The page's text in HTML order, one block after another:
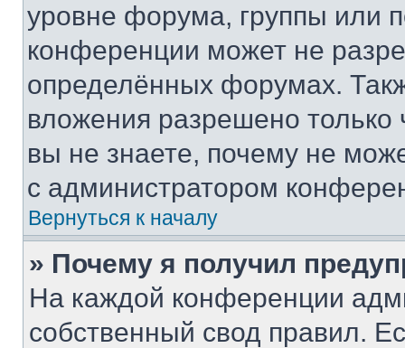
уровне форума, группы или
конференции может не
определённых форумах.
вложения разрешено
вы не знаете, почему не
с администратором
Вернуться к началу
» Почему я получил
На каждой конференции
собственный свод правил.